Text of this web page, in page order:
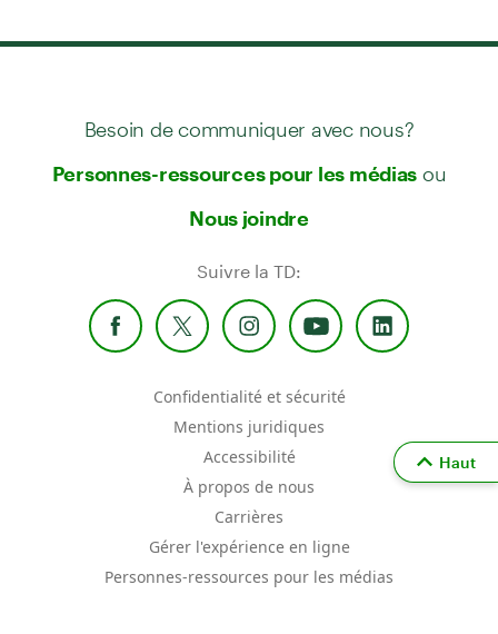
Besoin de communiquer avec nous?
Personnes-ressources pour les médias ou
Nous joindre
Suivre la TD:
Confidentialité et sécurité
Mentions juridiques
Accessibilité
À propos de nous
Carrières
Gérer l'expérience en ligne
Personnes-ressources pour les médias
Haut